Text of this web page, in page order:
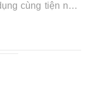
cùng tiện nghi